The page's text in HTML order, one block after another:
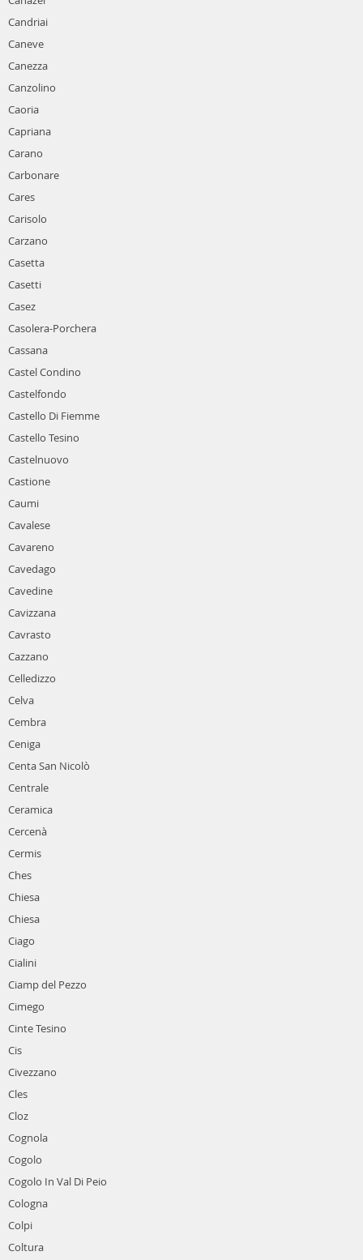
Candriai
Caneve
Canezza
Canzolino
Caoria
Capriana
Carano
Carbonare
Cares
Carisolo
Carzano
Casetta
Casetti
Casez
Casolera-Porchera
Cassana
Castel Condino
Castelfondo
Castello Di Fiemme
Castello Tesino
Castelnuovo
Castione
Caumi
Cavalese
Cavareno
Cavedago
Cavedine
Cavizzana
Cavrasto
Cazzano
Celledizzo
Celva
Cembra
Ceniga
Centa San Nicolò
Centrale
Ceramica
Cercenà
Cermis
Ches
Chiesa
Chiesa
Ciago
Cialini
Ciamp del Pezzo
Cimego
Cinte Tesino
Cis
Civezzano
Cles
Cloz
Cognola
Cogolo
Cogolo In Val Di Peio
Cologna
Colpi
Coltura